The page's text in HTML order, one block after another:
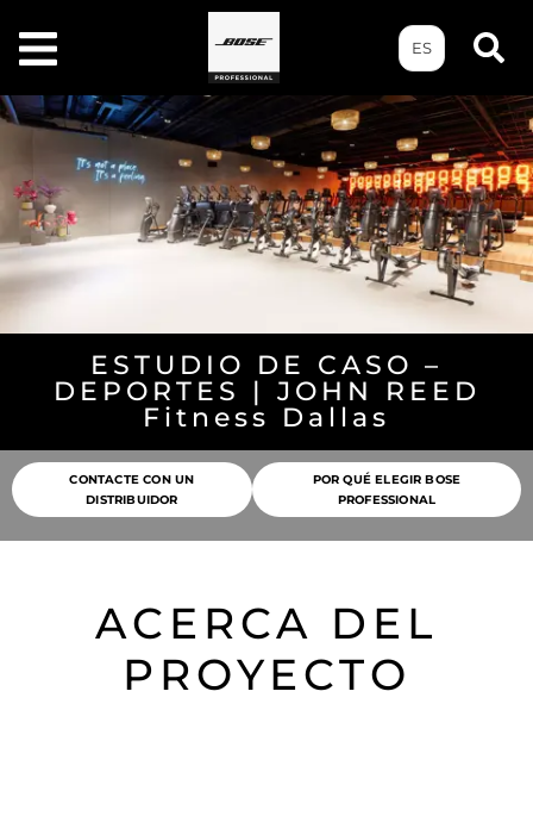
ES
ESTUDIO DE CASO –
DEPORTES | JOHN REED
Fitness Dallas
CONTACTE CON UN
DISTRIBUIDOR
POR QUÉ ELEGIR BOSE
PROFESSIONAL
ACERCA DEL
PROYECTO